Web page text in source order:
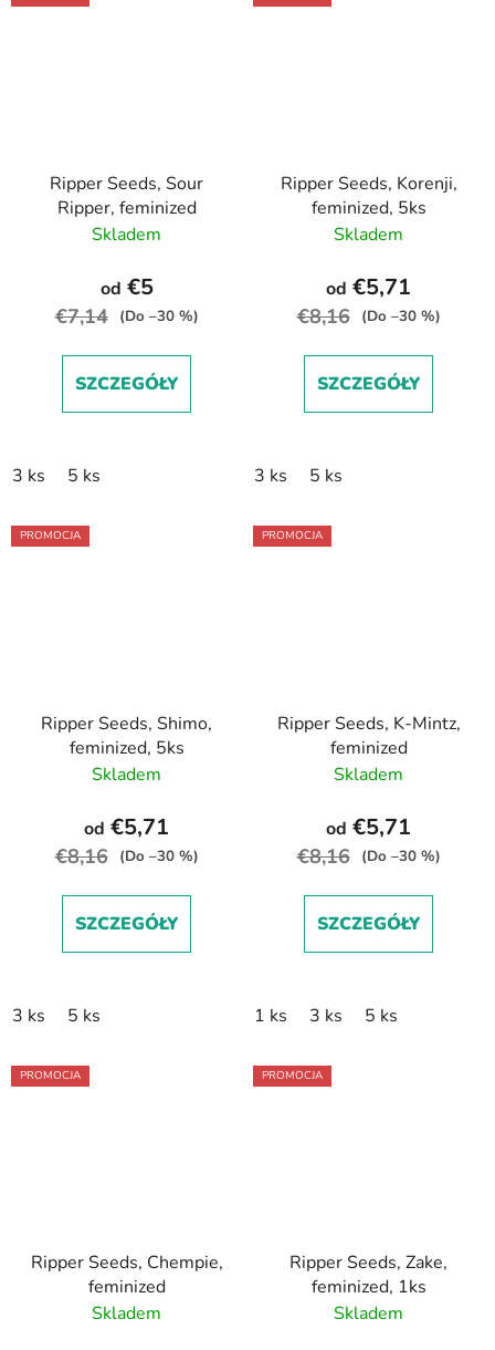
Ripper Seeds, Sour
Ripper, feminized
Skladem
od €5
€7,14 (Do –30 %)
SZCZEGÓŁY
3 ks 5 ks
Ripper Seeds, Korenji,
feminized, 5ks
Skladem
od €5,71
€8,16 (Do –30 %)
SZCZEGÓŁY
3 ks 5 ks
PROMOCJA
Ripper Seeds, Shimo,
feminized, 5ks
Skladem
od €5,71
€8,16 (Do –30 %)
SZCZEGÓŁY
3 ks 5 ks
PROMOCJA
Ripper Seeds, K-Mintz,
feminized
Skladem
od €5,71
€8,16 (Do –30 %)
SZCZEGÓŁY
1 ks 3 ks 5 ks
PROMOCJA
Ripper Seeds, Chempie,
feminized
Skladem
PROMOCJA
Ripper Seeds, Zake,
feminized, 1ks
Skladem